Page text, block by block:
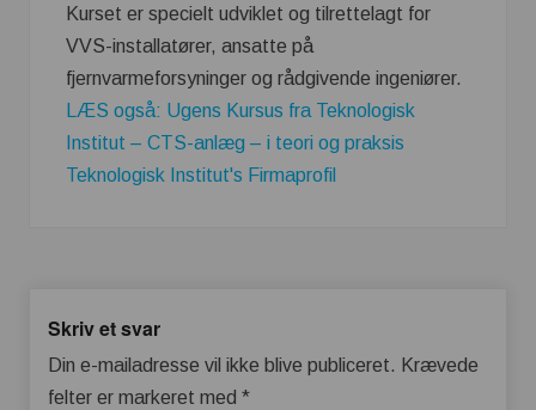
Kurset er specielt udviklet og tilrettelagt for
VVS-installatører, ansatte på
fjernvarmeforsyninger og rådgivende ingeniører.
LÆS også: Ugens Kursus fra Teknologisk
Institut – CTS-anlæg – i teori og praksis
Teknologisk Institut's Firmaprofil
Skriv et svar
Din e-mailadresse vil ikke blive publiceret. Krævede
felter er markeret med *